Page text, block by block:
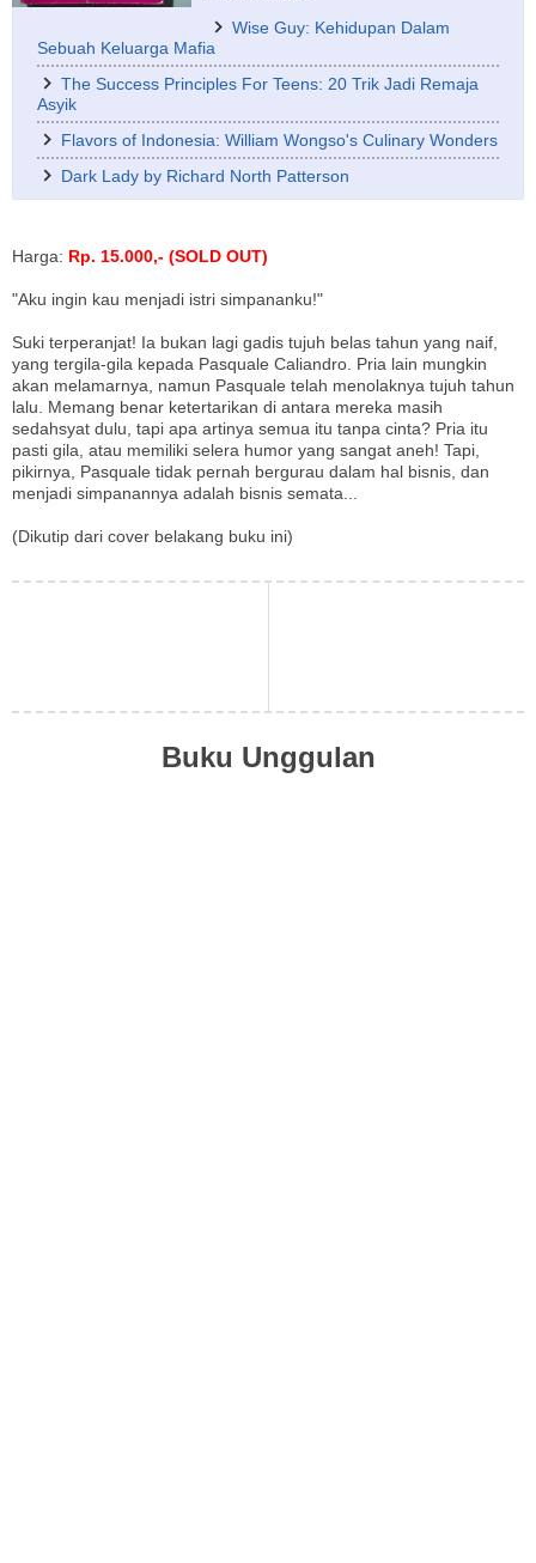
Wise Guy: Kehidupan Dalam
Sebuah Keluarga Mafia
The Success Principles For Teens: 20 Trik Jadi Remaja
Asyik
Flavors of Indonesia: William Wongso's Culinary Wonders
Dark Lady by Richard North Patterson
Harga: Rp. 15.000,- (SOLD OUT)
"Aku ingin kau menjadi istri simpananku!"
Suki terperanjat! Ia bukan lagi gadis tujuh belas tahun yang naif,
yang tergila-gila kepada Pasquale Caliandro. Pria lain mungkin
akan melamarnya, namun Pasquale telah menolaknya tujuh tahun
lalu. Memang benar ketertarikan di antara mereka masih
sedahsyat dulu, tapi apa artinya semua itu tanpa cinta? Pria itu
pasti gila, atau memiliki selera humor yang sangat aneh! Tapi,
pikirnya, Pasquale tidak pernah bergurau dalam hal bisnis, dan
menjadi simpanannya adalah bisnis semata...
(Dikutip dari cover belakang buku ini)
Buku Unggulan